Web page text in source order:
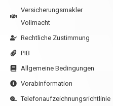
Versicherungsmakler
Vollmacht
Rechtliche Zustimmung
PIB
Allgemeine Bedingungen
Vorabinformation
Telefonaufzeichnungsrichtlinie